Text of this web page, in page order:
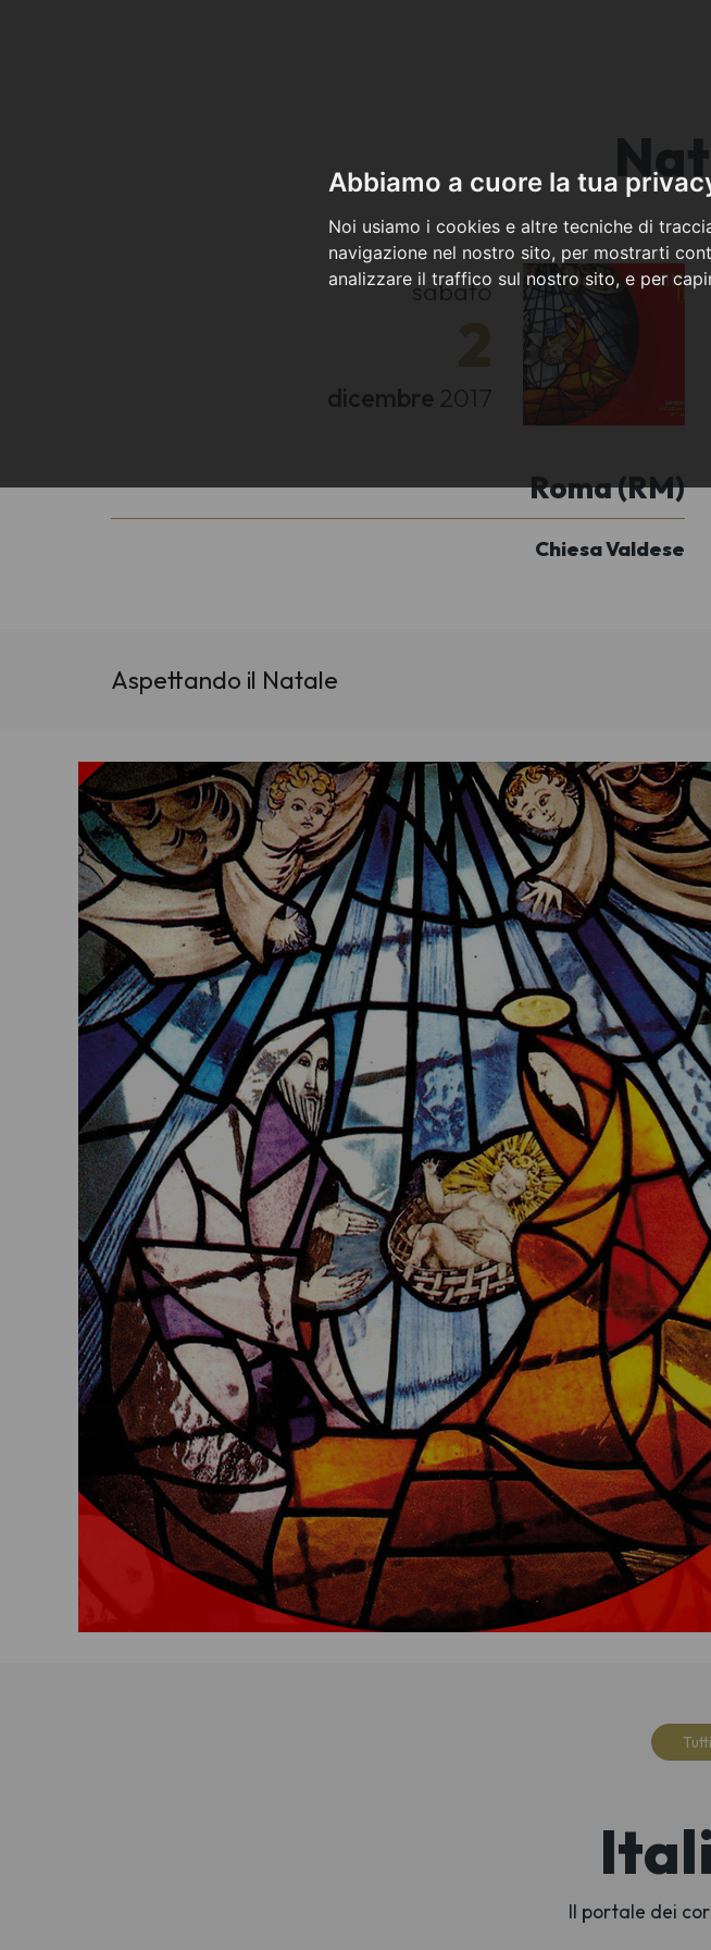
Abbiamo a cuore la tua
Noi usiamo i cookies e altre tecniche di
navigazione nel nostro sito, per mostrarti
analizzare il traffico sul nostro sito, e per
sabato
dicembre 2017
Roma (RM)
Chiesa Valdese
Aspettando il Natale
Il portale dei